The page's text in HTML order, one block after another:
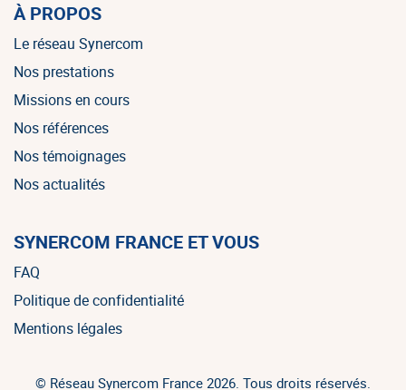
À PROPOS
Le réseau Synercom
Nos prestations
Missions en cours
Nos références
Nos témoignages
Nos actualités
SYNERCOM FRANCE ET VOUS
FAQ
Politique de confidentialité
Mentions légales
© Réseau Synercom France 2026. Tous droits réservés.